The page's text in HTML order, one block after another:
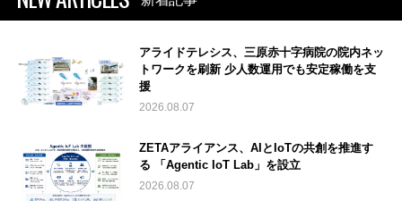
アライドテレシス、三原赤十字病院の院内ネッ
トワークを刷新 少人数運用でも安定稼働を支
援
2026.08.07
ZETAアライアンス、AIとIoTの共創を推進す
る 「Agentic IoT Lab」を設立
2026.08.07